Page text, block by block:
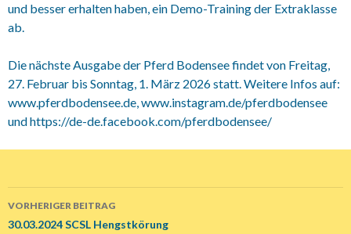
und besser erhalten haben, ein Demo-Training der Extraklasse
ab.
Die nächste Ausgabe der Pferd Bodensee findet von Freitag,
27. Februar bis Sonntag, 1. März 2026 statt. Weitere Infos auf:
www.pferdbodensee.de, www.instagram.de/pferdbodensee
und https://de-de.facebook.com/pferdbodensee/
Beitrags-
VORHERIGER BEITRAG
30.03.2024 SCSL Hengstkörung